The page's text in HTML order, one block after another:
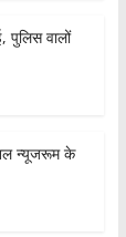
पुलिस वालों
न्यूजरूम के